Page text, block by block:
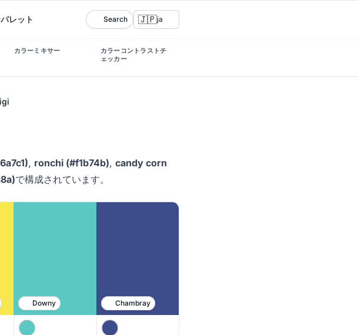
レット Search 🇯🇵ja
カラーミキサー
カラーコントラストチ
ェッカー
, ronchi (#f1b74b), candy corn
で構成されています。
Downy Chambray